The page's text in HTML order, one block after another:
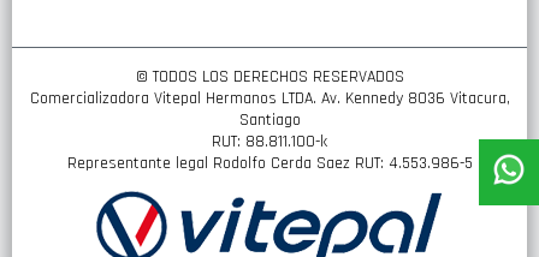
© TODOS LOS DERECHOS RESERVADOS
Comercializadora Vitepal Hermanos LTDA. Av. Kennedy 8036 Vitacura,
Santiago
RUT: 88.811.100-k
Representante legal Rodolfo Cerda Saez RUT: 4.553.986-5